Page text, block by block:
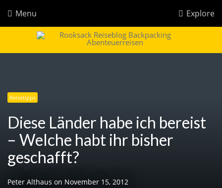
Explore
Menu
Rooksack
Reisetipps
Diese Länder habe ich bereist
– Welche habt ihr bisher
geschafft?
Peter Althaus on November 15, 2012